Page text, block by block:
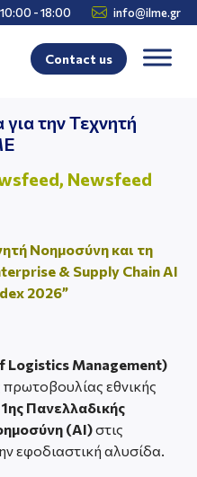
10:00 - 18:00  info@ilme.gr
Contact us
την Τεχνητή
, Newsfeed
Νοημοσύνη και τη
& Supply Chain AI
2026”
Logistics Management)
πρωτοβουλίας εθνικής
1ης Πανελλαδικής
(AI)στις
εφοδιαστική αλυσίδα.